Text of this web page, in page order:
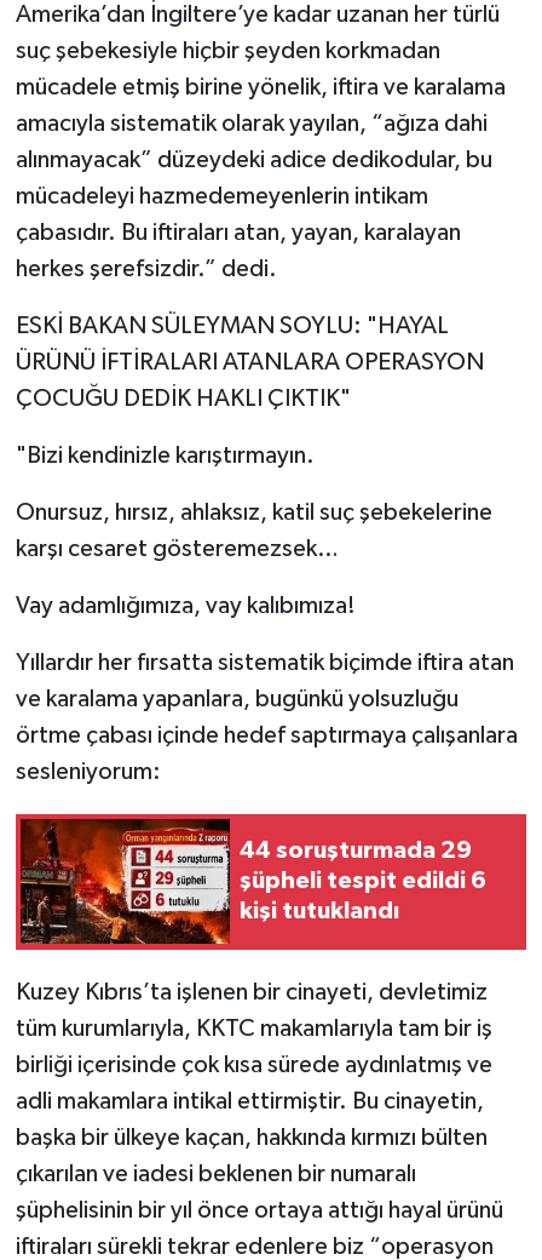
Amerika’dan İngiltere’ye kadar uzanan her türlü
suç şebekesiyle hiçbir şeyden korkmadan
mücadele etmiş birine yönelik, iftira ve karalama
amacıyla sistematik olarak yayılan, “ağıza dahi
alınmayacak” düzeydeki adice dedikodular, bu
mücadeleyi hazmedemeyenlerin intikam
çabasıdır. Bu iftiraları atan, yayan, karalayan
herkes şerefsizdir.” dedi.
ESKİ BAKAN SÜLEYMAN SOYLU: "HAYAL
ÜRÜNÜ İFTİRALARI ATANLARA OPERASYON
ÇOCUĞU DEDİK HAKLI ÇIKTIK"
"Bizi kendinizle karıştırmayın.
Onursuz, hırsız, ahlaksız, katil suç şebekelerine
karşı cesaret gösteremezsek…
Vay adamlığımıza, vay kalıbımıza!
Yıllardır her fırsatta sistematik biçimde iftira atan
ve karalama yapanlara, bugünkü yolsuzluğu
örtme çabası içinde hedef saptırmaya çalışanlara
sesleniyorum:
44 soruşturmada 29
şüpheli tespit edildi 6
kişi tutuklandı
Kuzey Kıbrıs’ta işlenen bir cinayeti, devletimiz
tüm kurumlarıyla, KKTC makamlarıyla tam bir iş
birliği içerisinde çok kısa sürede aydınlatmış ve
adli makamlara intikal ettirmiştir. Bu cinayetin,
başka bir ülkeye kaçan, hakkında kırmızı bülten
çıkarılan ve iadesi beklenen bir numaralı
şüphelisinin bir yıl önce ortaya attığı hayal ürünü
iftiraları sürekli tekrar edenlere biz “operasyon